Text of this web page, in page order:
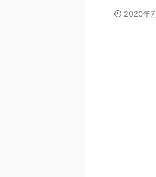
2020年7